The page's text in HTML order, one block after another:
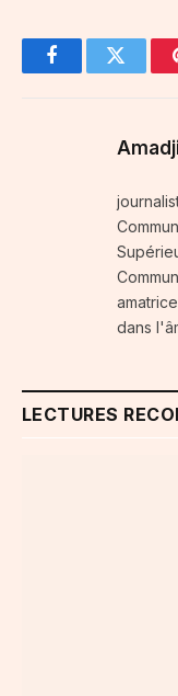
FacebookTwitter
dans
LECTURES